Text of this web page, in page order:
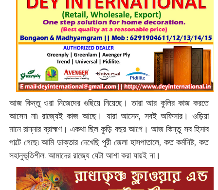
আজ কিন্তু ওরা নিজেদের গুছিয়ে নিয়েছে। তারা আর কুলির কাজ করতে
আসেন না৷ রাজ্যেই কাজ আছে। যারা আসেন, সবই অফিসার। ওড়িয়া
মানে রান্নার ব্রাহ্মণ। একথা ছিল কুড়ি বছর আগে। আজ কিন্তু সব হিসাব
পাল্টে গেছে৷ আমি ডাক্তার দেখেছি পুরী জেলা হাসপাতালে, কত কর্মনিষ্ট, কত
সহানুভূতিশীল৷ আমাদের রাজ্যে যেটা আশা করা যায়ই না।